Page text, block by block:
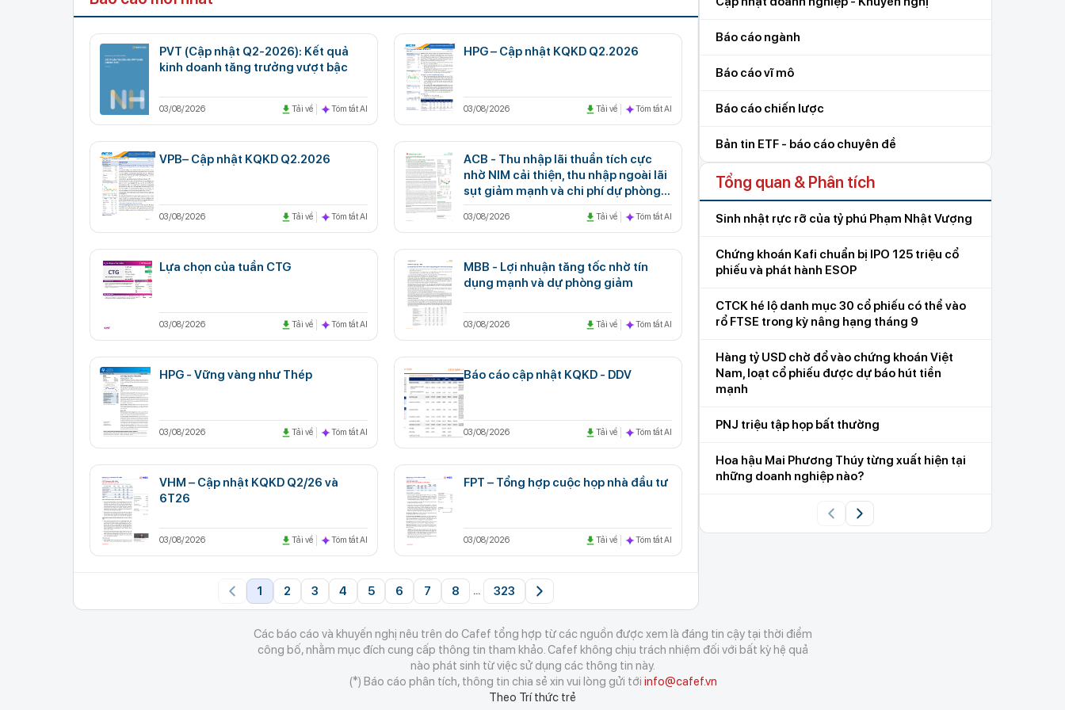
PVT (Cập nhật Q2-2026): Kết quả
kinh doanh tăng trưởng vượt bậc
03/08/2026 Tải về Tóm tắt AI
HPG – Cập nhật KQKD Q2.2026
03/08/2026 Tải về Tóm tắt AI
VPB– Cập nhật KQKD Q2.2026
03/08/2026 Tải về Tóm tắt AI
ACB - Thu nhập lãi thuần tích cực
nhờ NIM cải thiện, thu nhập ngoài lãi
sụt giảm mạnh và chi phí dự phòng
gia tăng
03/08/2026 Tải về Tóm tắt AI
Lựa chọn của tuần CTG
03/08/2026 Tải về Tóm tắt AI
MBB - Lợi nhuận tăng tốc nhờ tín
dụng mạnh và dự phòng giảm
03/08/2026 Tải về Tóm tắt AI
HPG - Vững vàng như Thép
03/08/2026 Tải về Tóm tắt AI
Báo cáo cập nhật KQKD - DDV
03/08/2026 Tải về Tóm tắt AI
VHM – Cập nhật KQKD Q2/26 và
6T26
03/08/2026 Tải về Tóm tắt AI
FPT – Tổng hợp cuộc họp nhà đầu tư
03/08/2026 Tải về Tóm tắt AI
1 2 3 4 5 6 7 8 ... 323
Báo cáo ngành
Báo cáo vĩ mô
Báo cáo chiến lược
Bản tin ETF - báo cáo chuyên đề
Tổng quan & Phân tích
Sinh nhật rực rỡ của tỷ phú Phạm Nhật Vượng
Chứng khoán Kafi chuẩn bị IPO 125 triệu cổ
phiếu và phát hành ESOP
CTCK hé lộ danh mục 30 cổ phiếu có thể vào
rổ FTSE trong kỳ nâng hạng tháng 9
Hàng tỷ USD chờ đổ vào chứng khoán Việt
Nam, loạt cổ phiếu được dự báo hút tiền
mạnh
PNJ triệu tập họp bất thường
Hoa hậu Mai Phương Thúy từng xuất hiện tại
những doanh nghiệp nào?
Các báo cáo và khuyến nghị nêu trên do Cafef tổng hợp từ các nguồn được xem là đáng tin cậy tại thời điểm
công bố, nhằm mục đích cung cấp thông tin tham khảo. Cafef không chịu trách nhiệm đối với bất kỳ hệ quả
nào phát sinh từ việc sử dụng các thông tin này.
(*) Báo cáo phân tích, thông tin chia sẻ xin vui lòng gửi tới info@cafef.vn
Theo Trí thức trẻ